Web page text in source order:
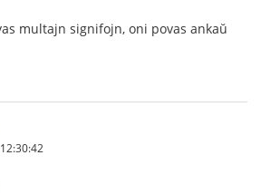
multajn signifojn, oni povas ankaŭ